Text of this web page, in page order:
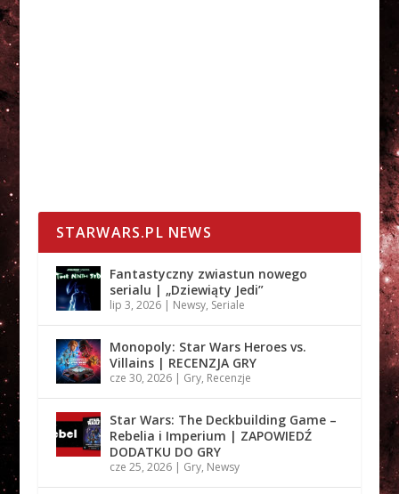
STARWARS.PL NEWS
Fantastyczny zwiastun nowego
serialu | „Dziewiąty Jedi”
lip 3, 2026| Newsy, Seriale
Monopoly: Star Wars Heroes vs.
Villains | RECENZJA GRY
cze 30, 2026| Gry, Recenzje
Star Wars: The Deckbuilding Game –
Rebelia i Imperium | ZAPOWIEDŹ
DODATKU DO GRY
cze 25, 2026| Gry, Newsy